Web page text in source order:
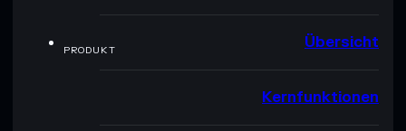
PRODUKT Übersicht
Kernfunktionen